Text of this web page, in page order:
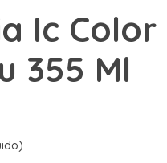
Ic Color
355 Ml